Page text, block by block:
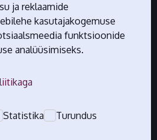
partnerid
ja reklaamide
kasutajakogemuse
funktsioonide
analüüsimiseks.
Statistika Turundus